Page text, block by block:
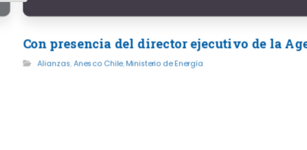
Con presencia del director ejecutivo de la
Alianzas,Anesco Chile,Ministerio de Energía